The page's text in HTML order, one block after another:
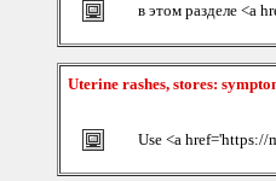
в этом разделе <a
Uterine rashes, stores:
Use <a href='https://